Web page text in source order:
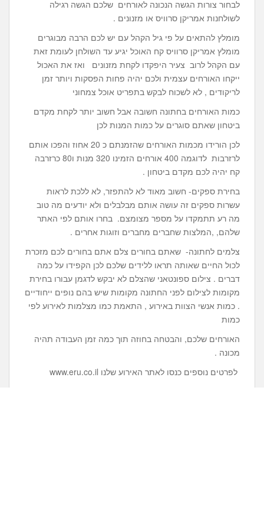
לבחור צורות הגשה הנכונה לאורחים שלכם הגשה רגילה
לשולחנות אמריקן סרוויס או מזנונים .
מומלץ להתאים על פי גיל הקהל עם יש לכם הרבה מבוגרים
מומלץ אמריקן סרוויס קח האוכל יגיע עד השולחן לעומת זאת
עם הקהל לרוב צעיר היפקדו לקחת מזנונים ואז את האכול
ייקחו האורחים עצמית ולכם יהיה פחות הפסקות ויותר זמן
לריקודים , לא לשכוח לבקש בתפריט אוכל צמחוני
כמות האורחים בחתונה חשובה אבל חשוב יותר לקחת מקדם
ביטחון שאתם סוגרים על כמות המנות לכן
לכן הורידו מכמות האורחים שהזמנתם כ 20 אחוז והפכו אותם
לרזרבות לדוגמה 400 אורחים הזמינו 320 מנות ו80 כרזרבה
קח יהיה לכם מקדם ביטחון .
בחירת ספקים- חשוב מאוד לא להתפזר, לא ללכת לראות
עשרות ספקים זה עושה אותם מבלבלים ולא יודעים מה טוב
מה רע תתמקדו על מספר מצומצם. בחרו אותם לפי האתר
שלהם, ,המלצות שחברים מחברים וזוגות אחרים .
צלמים לחתונה- שאתם בחורים צלם אתם בחורים לכם מזכרת
לכול החיים שאותה תראו ללידים שלכם לכן הקפידו על כמה
דברים . צילום ספונטאני שהצלם לא יבקש לדגמן עבורו בחירת
מקומות לצילום לפני החתונה מקומות שיש בהם נופים ייחודיים
. כמות אנשי הצוות באירוע , התאמת כמו מצלמות לאירוע לפי
כמות
האורחים שלכם, והבטחה בחוזה תוך כמה זמן העבודה תהיה
מכונה .
לפרטים נוספים כנסו לאתר האירוע שלנו www.eru.co.il